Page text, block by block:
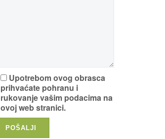
Upotrebom ovog obrasca
prihvaćate pohranu i
rukovanje vašim podacima na
ovoj web stranici.